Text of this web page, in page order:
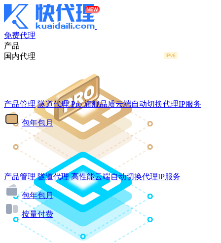
免费代理
产品
国内代理
产品管理 隧道代理Pro 旗舰品质云端自动切换代理IP服务
包年包月
产品管理 隧道代理 高性能云端自动切换代理IP服务
包年包月
按量付费